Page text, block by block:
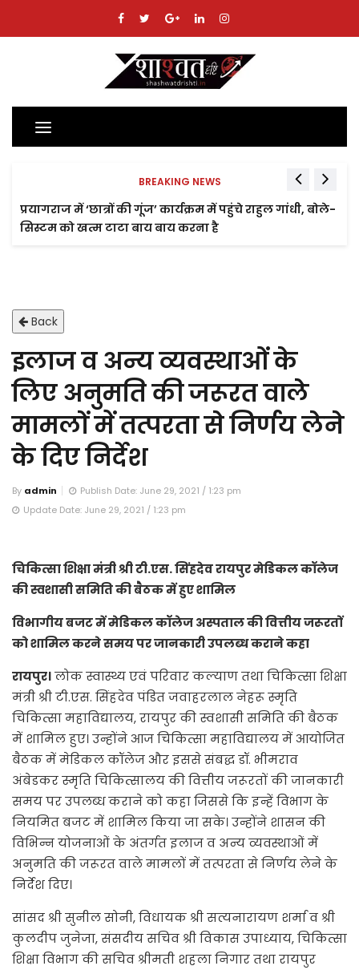
Toggle
navigation
BREAKING NEWS
प्रयागराज में ‘छात्रों की गूंज’ कार्यक्रम में पहुंचे राहुल गांधी, बोले-
सिस्टम को खत्म टाटा बाय बाय करना है
Back
इलाज व अन्य व्यवस्थाओं के
लिए अनुमति की जरूरत वाले
मामलों में तत्परता से निर्णय लेने
के दिए निर्देश
By admin
Publish Date: June 29, 2021 / 1:23 pm
Update Date: June 29, 2021 / 1:23 pm
चिकित्सा शिक्षा मंत्री श्री टी.एस. सिंहदेव रायपुर मेडिकल कॉलेज
की स्वशासी समिति की बैठक में हुए शामिल
विभागीय बजट में मेडिकल कॉलेज अस्पताल की वित्तीय जरूरतों
को शामिल करने समय पर जानकारी उपलब्ध कराने कहा
रायपुर।लोक स्वास्थ्य एवं परिवार कल्याण तथा चिकित्सा शिक्षा
मंत्री श्री टी.एस. सिंहदेव पंडित जवाहरलाल नेहरू स्मृति
चिकित्सा महाविद्यालय, रायपुर की स्वशासी समिति की बैठक
में शामिल हुए। उन्होंने आज चिकित्सा महाविद्यालय में आयोजित
बैठक में मेडिकल कॉलेज और इससे संबद्ध डॉ. भीमराव
अंबेडकर स्मृति चिकित्सालय की वित्तीय जरूरतों की जानकारी
समय पर उपलब्ध कराने को कहा जिससे कि इन्हें विभाग के
नियमित बजट में शामिल किया जा सके। उन्होंने शासन की
विभिन्न योजनाओं के अंतर्गत इलाज व अन्य व्यवस्थाओं में
अनुमति की जरूरत वाले मामलों में तत्परता से निर्णय लेने के
निर्देश दिए।
सांसद श्री सुनील सोनी, विधायक श्री सत्यनारायण शर्मा व श्री
कुलदीप जुनेजा, संसदीय सचिव श्री विकास उपाध्याय, चिकित्सा
शिक्षा विभाग की सचिव श्रीमती शहला निगार तथा रायपुर